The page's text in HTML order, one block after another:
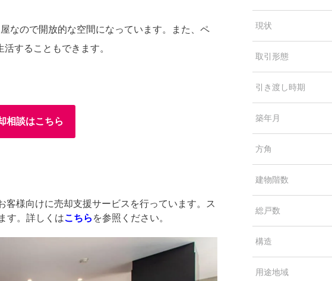
なので開放的な空間になっています。また、ペ
することもできます。
相談はこちら
様向けに売却支援サービスを行っています。ス
す。詳しくはこちら を参照ください。
現状
取引形態
引き渡し時期
築年月
方角
建物階数
総戸数
構造
用途地域